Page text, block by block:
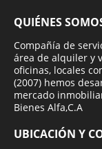
QUIÉNES
Compañía de
área de alquiler y
oficinas, locales
(2007) hemos
mercado
Bienes Alfa,C.A
UBICACIÓN Y